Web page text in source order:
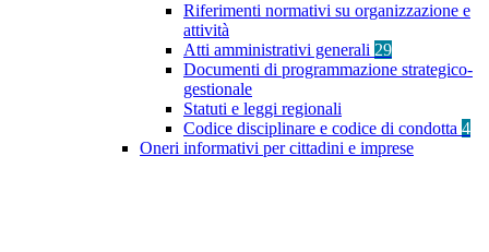
Riferimenti normativi su organizzazione e
attività
Atti amministrativi generali 29
Documenti di programmazione strategico-
gestionale
Statuti e leggi regionali
Codice disciplinare e codice di condotta 4
Oneri informativi per cittadini e imprese